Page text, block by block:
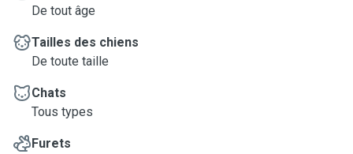
De tout âge
Tailles des chiens
De toute taille
Chats
Tous types
Furets